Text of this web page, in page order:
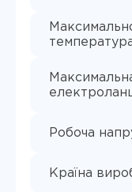
Робоча
Країна